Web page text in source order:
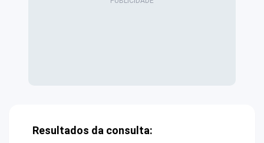
Resultados da consulta: